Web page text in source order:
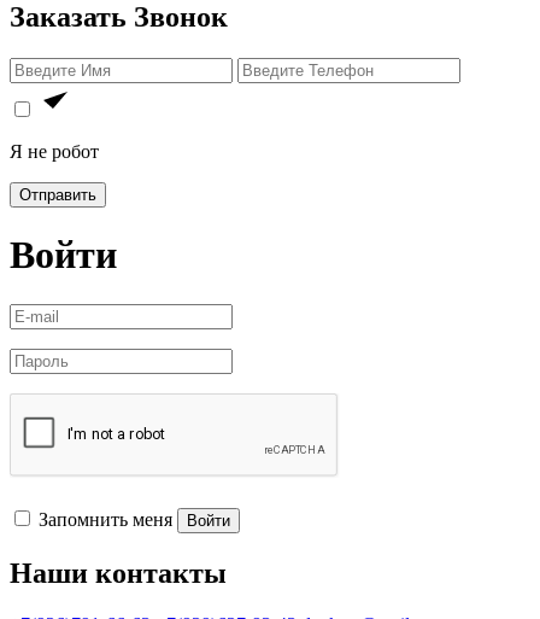
Заказать Звонок
Я не робот
Отправить
Войти
Запомнить меня Войти
Наши контакты